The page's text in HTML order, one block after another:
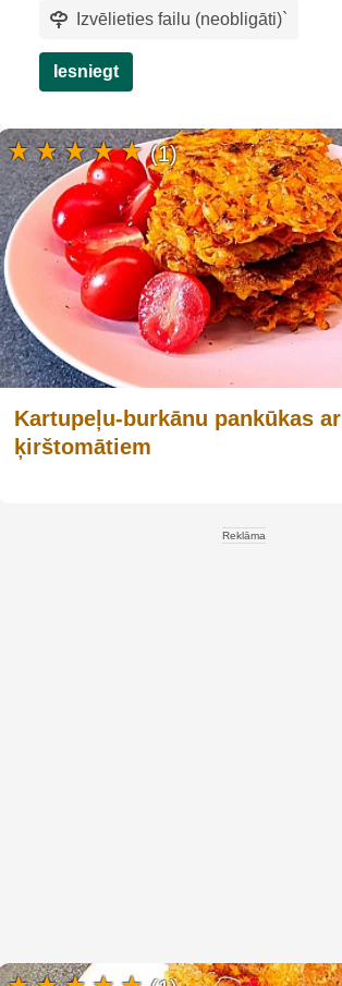
Izvēlieties failu (neobligāti)`
Iesniegt
Kartupeļu-burkānu pankūkas ar
ķirštomātiem
(1)
Reklāma